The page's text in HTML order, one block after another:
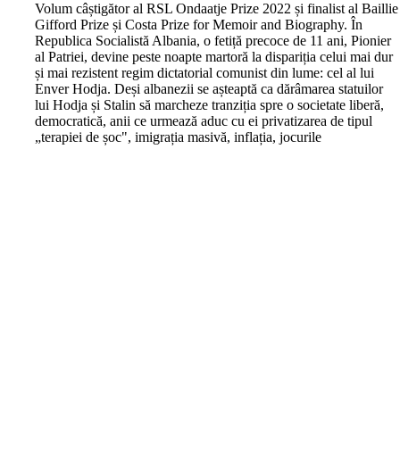
Volum câștigător al RSL Ondaatje Prize 2022 și finalist al Baillie
Gifford Prize și Costa Prize for Memoir and Biography. În
Republica Socialistă Albania, o fetiță precoce de 11 ani, Pionier
al Patriei, devine peste noapte martoră la dispariția celui mai dur
și mai rezistent regim dictatorial comunist din lume: cel al lui
Enver Hodja. Deși albanezii se așteaptă ca dărâmarea statuilor
lui Hodja și Stalin să marcheze tranziția spre o societate liberă,
democratică, anii ce urmează aduc cu ei privatizarea de tipul
„terapiei de șoc", imigrația masivă, inflația, jocurile